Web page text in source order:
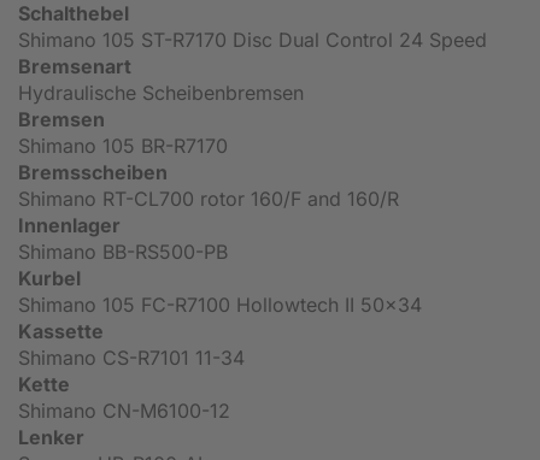
Schalthebel
Shimano 105 ST-R7170 Disc Dual Control 24 Speed
Bremsenart
Hydraulische Scheibenbremsen
Bremsen
Shimano 105 BR-R7170
Bremsscheiben
Shimano RT-CL700 rotor 160/F and 160/R
Innenlager
Shimano BB-RS500-PB
Kurbel
Shimano 105 FC-R7100 Hollowtech II 50x34
Kassette
Shimano CS-R7101 11-34
Kette
Shimano CN-M6100-12
Lenker